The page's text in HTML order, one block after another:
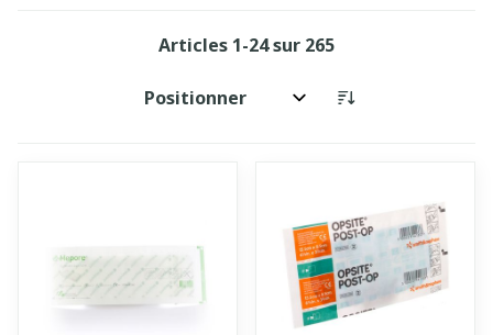
Articles 1-24sur 265
Trier par: